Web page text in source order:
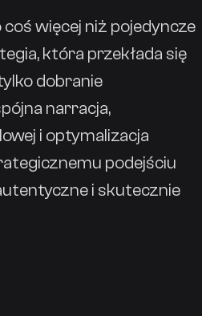
więcej niż pojedyncze
która przekłada się
dobranie
narracja,
i optymalizacja
podejściu
i skutecznie